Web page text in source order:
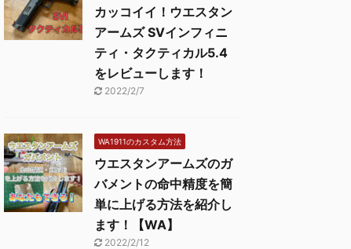
カッコイイ！ウエスタン
アームズ SVインフィニ
ティ・タクティカル5.4
をレビューします！
2022/2/7
WA1911のカスタム方法
ウエスタンアームズのガ
バメントの命中精度を簡
単に上げる方法を紹介し
ます！【WA】
2022/2/12